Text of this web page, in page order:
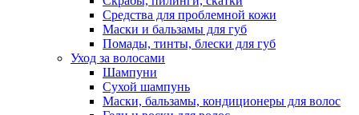
Средства для проблемной кожи
Маски и бальзамы для губ
Помады, тинты, блески для губ
Уход за волосами
Шампуни
Сухой шампунь
Маски, бальзамы, кондиционеры для волос